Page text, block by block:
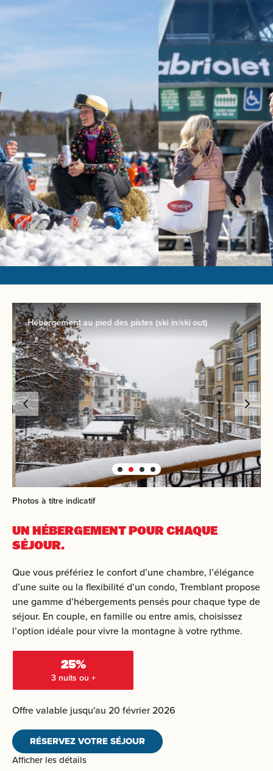
Hébergement au pied des pistes (ski in/ski out)
Photos à titre indicatif
UN HÉBERGEMENTPOUR CHAQUE
SÉJOUR.
Que vous préfériez le confort d’une chambre, l’élégance
d’une suite ou la flexibilité d’un condo, Tremblant propose
une gamme d’hébergements pensés pour chaque type de
séjour. En couple, en famille ou entre amis, choisissez
l’option idéale pour vivre la montagne à votre rythme.
25%
3 nuits ou +
Offre valable jusqu'au 20 février 2026
RÉSERVEZ VOTRE SÉJOUR
Afficher les détails